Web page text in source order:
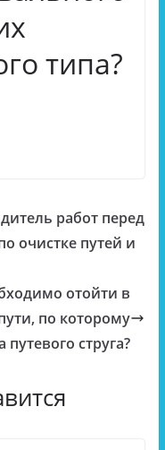
типа?
работ перед
очистке путей и
отойти в
по которому
струга?